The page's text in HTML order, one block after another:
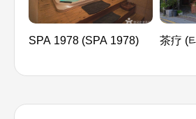
SPA 1978 (SPA 1978) 茶疗 (